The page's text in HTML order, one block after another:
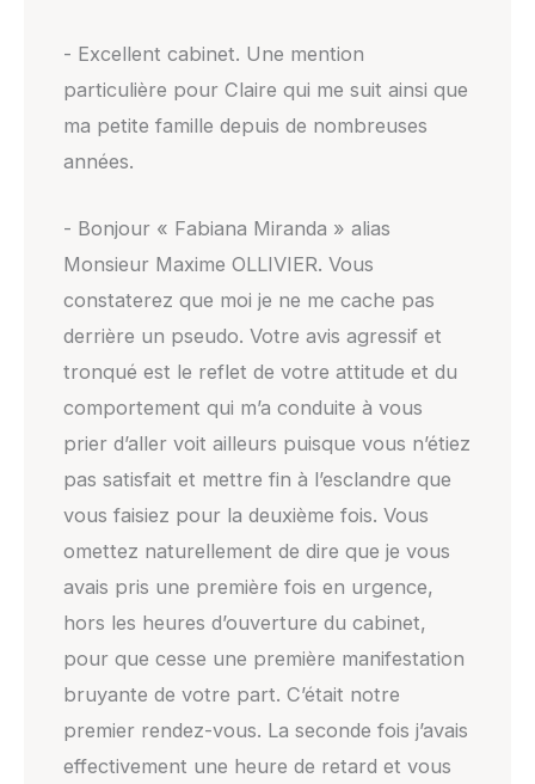
- Excellent cabinet. Une mention
particulière pour Claire qui me suit ainsi que
ma petite famille depuis de nombreuses
années.
- Bonjour « Fabiana Miranda » alias
Monsieur Maxime OLLIVIER. Vous
constaterez que moi je ne me cache pas
derrière un pseudo. Votre avis agressif et
tronqué est le reflet de votre attitude et du
comportement qui m’a conduite à vous
prier d’aller voit ailleurs puisque vous n’étiez
pas satisfait et mettre fin à l’esclandre que
vous faisiez pour la deuxième fois. Vous
omettez naturellement de dire que je vous
avais pris une première fois en urgence,
hors les heures d’ouverture du cabinet,
pour que cesse une première manifestation
bruyante de votre part. C’était notre
premier rendez-vous. La seconde fois j’avais
effectivement une heure de retard et vous